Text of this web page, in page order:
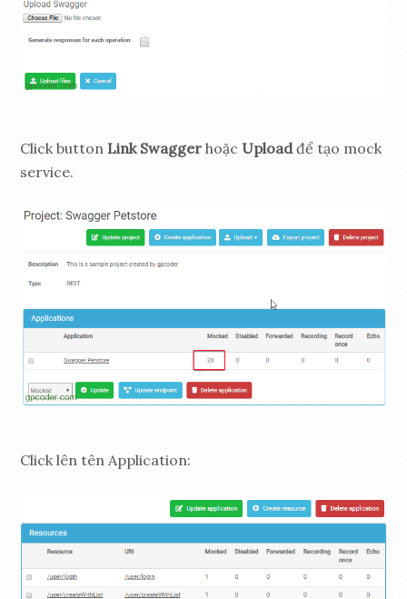
Click buttonLink Swagger hoặc Uploadđể tạo mock
service.
Click lên tên Application: